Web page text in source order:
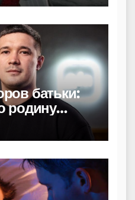
батьки:
родину